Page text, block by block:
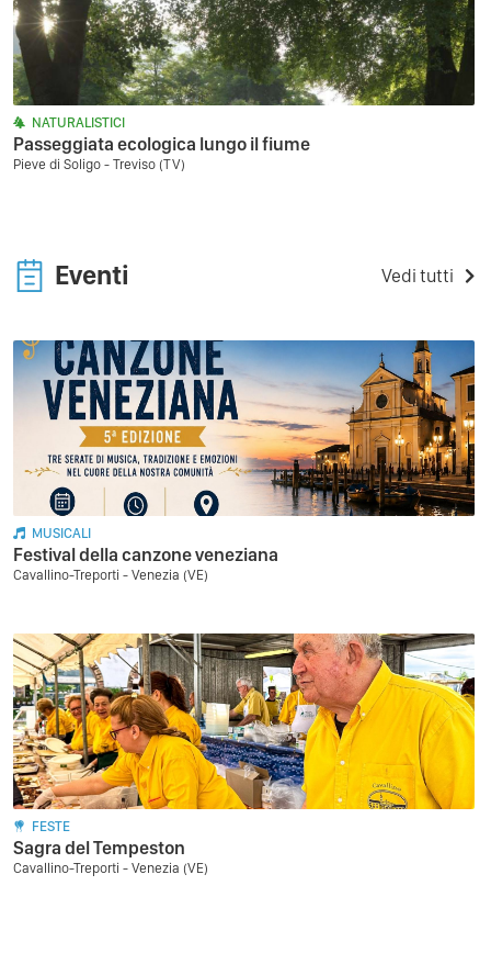
NATURALISTICI
Passeggiata ecologica lungo il fiume
Pieve di Soligo - Treviso (TV)
Eventi Vedi tutti
MUSICALI
Festival della canzone veneziana
Cavallino-Treporti - Venezia (VE)
FESTE
Sagra del Tempeston
Cavallino-Treporti - Venezia (VE)